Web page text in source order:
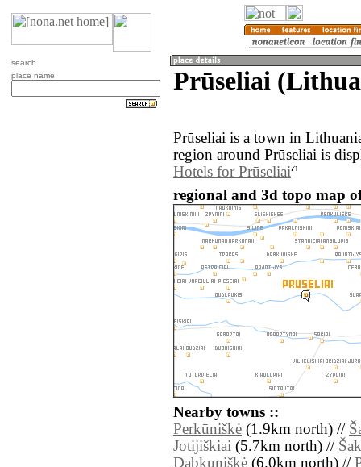
search
place name
Prūseliai
Prūseliai is a town in
region around Prūseliai is
Hotels for Prūseliai
regional and 3d topo map
Nearby towns ::
Perkūniškė (1.9km north) //
Jotijiškiai (5.7km north) //
Dabkuniškė (6.0km north) //